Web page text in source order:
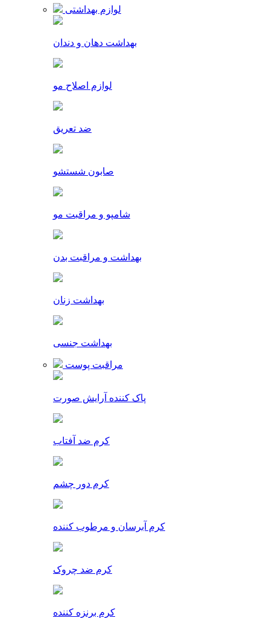
لوازم بهداشتی
بهداشت دهان و دندان
لوازم اصلاح مو
ضد تعریق
صابون شستشو
شامپو و مراقبت مو
بهداشت و مراقبت بدن
بهداشت زنان
بهداشت جنسی
مراقبت پوست
پاک کننده آرایش صورت
کرم ضد آفتاب
کرم دور چشم
کرم آبرسان و مرطوب کننده
کرم ضد چروک
کرم برنزه کننده